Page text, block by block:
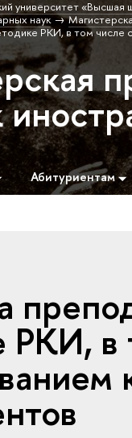
университет «Высшая
наук
РКИ, в том
Абитуриентам
РКИ, в